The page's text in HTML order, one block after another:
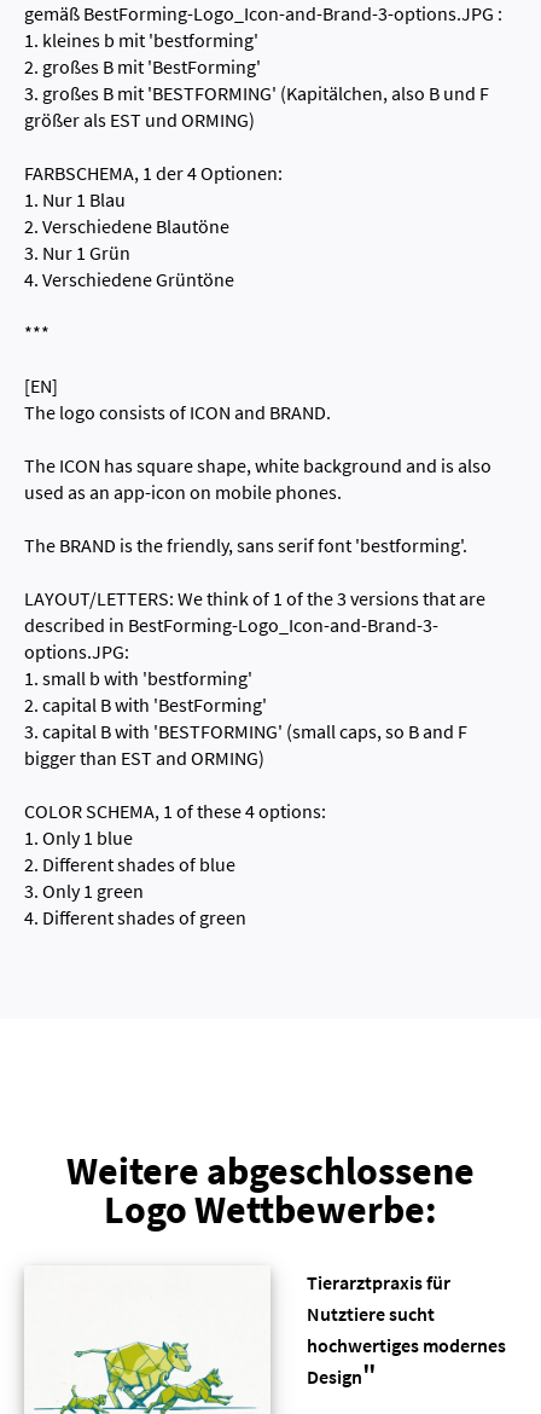
gemäß BestForming-Logo_Icon-and-Brand-3-options.JPG :
1. kleines b mit 'bestforming'
2. großes B mit 'BestForming'
3. großes B mit 'BESTFORMING' (Kapitälchen, also B und F
größer als EST und ORMING)
FARBSCHEMA, 1 der 4 Optionen:
1. Nur 1 Blau
2. Verschiedene Blautöne
3. Nur 1 Grün
4. Verschiedene Grüntöne
***
[EN]
The logo consists of ICON and BRAND.
The ICON has square shape, white background and is also
used as an app-icon on mobile phones.
The BRAND is the friendly, sans serif font 'bestforming'.
LAYOUT/LETTERS: We think of 1 of the 3 versions that are
described in BestForming-Logo_Icon-and-Brand-3-
options.JPG:
1. small b with 'bestforming'
2. capital B with 'BestForming'
3. capital B with 'BESTFORMING' (small caps, so B and F
bigger than EST and ORMING)
COLOR SCHEMA, 1 of these 4 options:
1. Only 1 blue
2. Different shades of blue
3. Only 1 green
4. Different shades of green
Weitere abgeschlossene
Logo Wettbewerbe:
Tierarztpraxis für
Nutztiere sucht
hochwertiges modernes
Design"